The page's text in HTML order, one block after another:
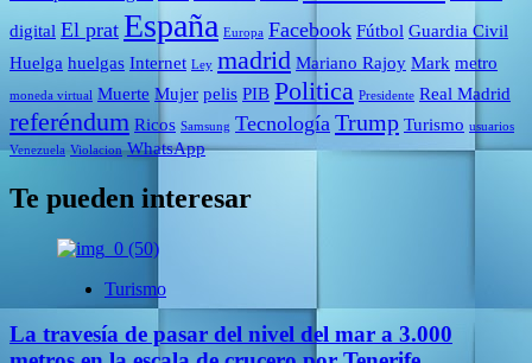
digital El prat España Europa Facebook Fútbol Guardia Civil
Huelga huelgas Internet Ley madrid Mariano Rajoy Mark metro
moneda virtual Muerte Mujer pelis PIB Politica Presidente Real Madrid
referéndum Ricos Samsung Tecnología Trump Turismo usuarios
Venezuela Violacion WhatsApp
Te pueden interesar
Turismo
La travesía de pasar del nivel del mar a 3.000